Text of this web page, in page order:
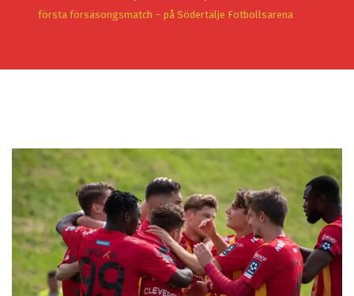
första försäsongsmatch – på Södertälje Fotbollsarena